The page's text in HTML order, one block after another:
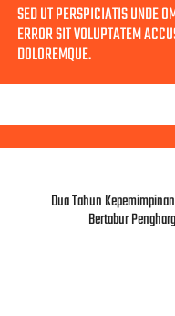
SED UT PERSPICIATIS UNDE
ERROR SIT VOLUPTATEM
DOLOREMQUE.
Dua Tahun
Bertabur